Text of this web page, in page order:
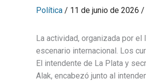
Política / 11 de junio de 2026 /
La actividad, organizada por
escenario internacional. Los
El intendente de La Plata y
Alak, encabezó junto al